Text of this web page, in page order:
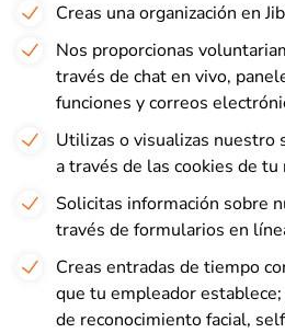
Creas una organización en
Nos proporcionas
través de chat en vivo,
funciones y correos
Utilizas o visualizas nuestro
a través de las cookies de tu
Solicitas información sobre
través de formularios en
Creas entradas de tiempo
que tu empleador
de reconocimiento facial,